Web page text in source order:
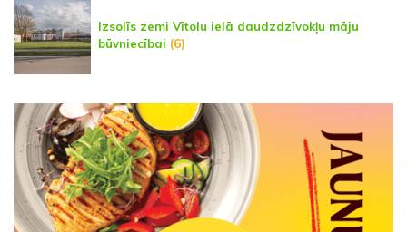
Izsolīs zemi Vītolu ielā daudzdzīvokļu māju
būvniecībai (6)